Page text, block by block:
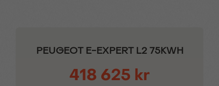
PEUGEOT E-EXPERT L2 75KWH
418 625 kr